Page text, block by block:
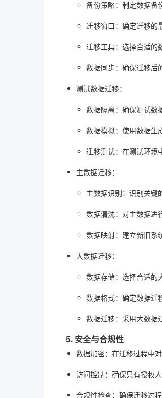
备份策略：制定数据备
迁移窗口 ：确定迁移的
迁移工具：选择合适的
数据同步：确保迁移后
测试数据迁移：
数据隔离 ：确保测试数
数据模拟：使用数据生
迁移测试：在测试环境
主数据迁移：
主数据识别 ：识别关键
数据清洗：对主数据进
数据映射：建立新旧系
大数据迁移：
数据存储：选择合适的
数据格式：确定数据迁
数据迁移：采用大数据
5. 安全与合规性
数据加密：在迁移过程中
访问控制 ：确保只有授权
合规性检查：确保迁移过